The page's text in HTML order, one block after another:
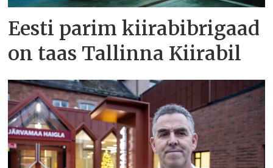
Eesti parim kiirabibrigaad
on taas Tallinna Kiirabil